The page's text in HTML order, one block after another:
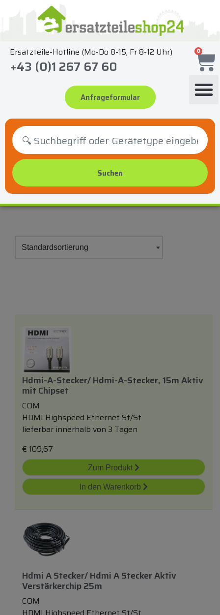
springen
Ersatzteile-Hotline (Mo-Do 8-15, Fr 8-12 Uhr)
+43 (0)1 267 67 60
Anfrageformular
0
Hdmi-A-Stecker/ Hdmi-A-Stecker, 15m Aktiv
mit Chipset
COM
HDMI Highspeed Ethernet St/St
lieferbar innerhalb von 3 Tagen
€ 109,67
Zum Produkt
In den Warenkorb
Hdmi A Stecker/ Hdmi A Stecker Aktiv
Verstärkerchip 25m
COM